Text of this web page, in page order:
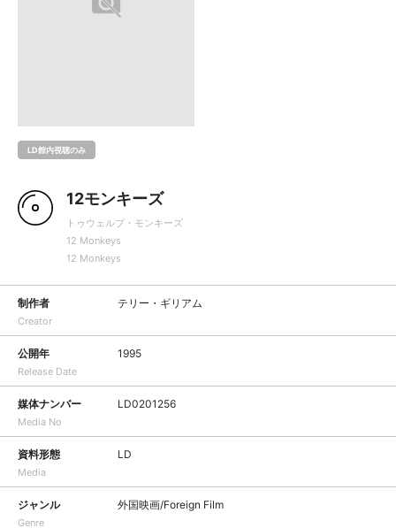
LD館内視聴のみ
12モンキーズ
トゥウェルブ・モンキーズ
12 Monkeys
12 Monkeys
制作者
Creator
テリー・ギリアム
公開年
Release Date
1995
媒体ナンバー
Media No
LD0201256
資料形態
Media
LD
ジャンル
Genre
外国映画/Foreign Film